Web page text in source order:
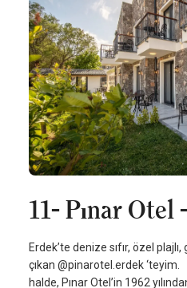
11- Pınar Otel
Erdek’te denize sıfır, özel
çıkan @pinarotel.erdek
halde, Pınar Otel’in 1962